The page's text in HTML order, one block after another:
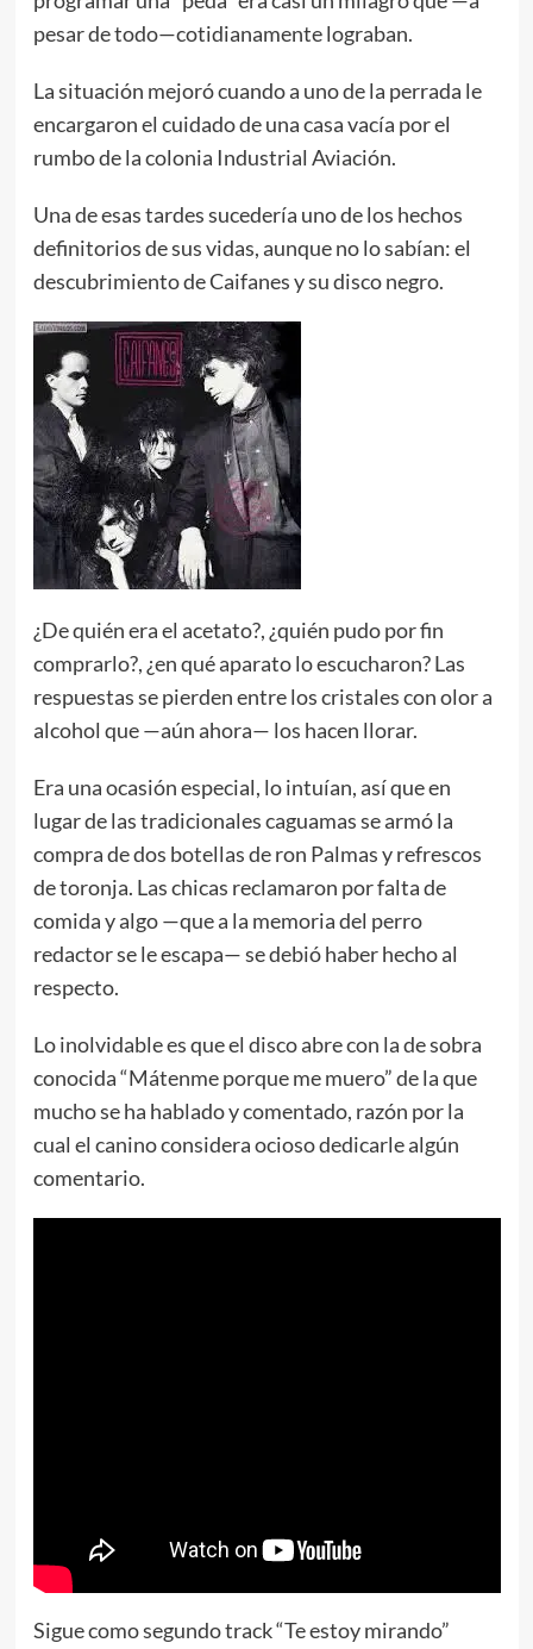
pesar de todo—cotidianamente lograban.
La situación mejoró cuando a uno de la perrada le
encargaron el cuidado de una casa vacía por el
rumbo de la colonia Industrial Aviación.
Una de esas tardes sucedería uno de los hechos
definitorios de sus vidas, aunque no lo sabían: el
descubrimiento de Caifanes y su disco negro.
¿De quién era el acetato?, ¿quién pudo por fin
comprarlo?, ¿en qué aparato lo escucharon? Las
respuestas se pierden entre los cristales con olor a
alcohol que —aún ahora— los hacen llorar.
Era una ocasión especial, lo intuían, así que en
lugar de las tradicionales caguamas se armó la
compra de dos botellas de ron Palmas y refrescos
de toronja. Las chicas reclamaron por falta de
comida y algo —que a la memoria del perro
redactor se le escapa— se debió haber hecho al
respecto.
Lo inolvidable es que el disco abre con la de sobra
conocida “Mátenme porque me muero” de la que
mucho se ha hablado y comentado, razón por la
cual el canino considera ocioso dedicarle algún
comentario.
Sigue como segundo track “Te estoy mirando”